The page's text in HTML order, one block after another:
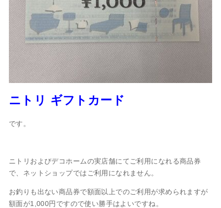
ニトリ ギフトカード
です。
ニトリおよびデコホームの実店舗にてご利用になれる商品券
で、ネットショップではご利用になれません。
お釣りも出ない商品券で額面以上でのご利用が求められますが
額面が1,000円ですので使い勝手はよいですね。